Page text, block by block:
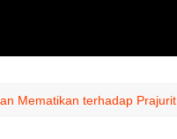
Mematikan terhadap